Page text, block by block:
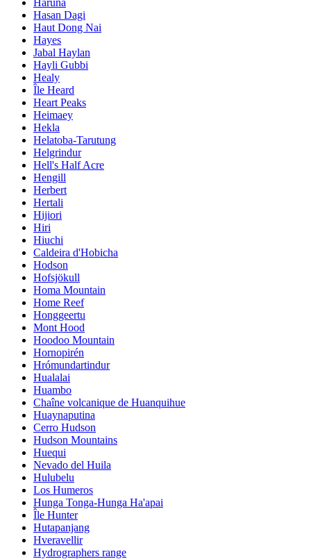
Hasan Dagi
Haut Dong Nai
Hayes
Jabal Haylan
Hayli Gubbi
Healy
Île Heard
Heart Peaks
Heimaey
Hekla
Helatoba-Tarutung
Helgrindur
Hell's Half Acre
Hengill
Herbert
Hertali
Hijiori
Hiri
Hiuchi
Caldeira d'Hobicha
Hodson
Hofsjökull
Homa Mountain
Home Reef
Honggeertu
Mont Hood
Hoodoo Mountain
Hornopirén
Hrómundartindur
Hualalai
Huambo
Chaîne volcanique de Huanquihue
Huaynaputina
Cerro Hudson
Hudson Mountains
Huequi
Nevado del Huila
Hulubelu
Los Humeros
Hunga Tonga-Hunga Ha'apai
Île Hunter
Hutapanjang
Hveravellir
Hydrographers range